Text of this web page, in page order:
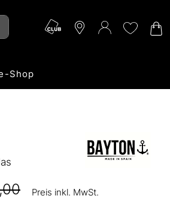
Shop
Preis inkl. MwSt.